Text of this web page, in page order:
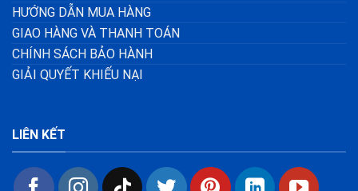
HƯỚNG DẪN MUA HÀNG
GIAO HÀNG VÀ THANH TOÁN
CHÍNH SÁCH BẢO HÀNH
GIẢI QUYẾT KHIẾU NẠI
LIÊN KẾT